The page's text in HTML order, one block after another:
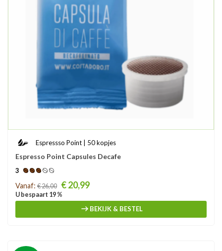
Espressso Point | 50 kopjes
Espresso Point Capsules Decafe
3
Prijs
Vanaf: € 26,00 € 20,99
U bespaart 19 %
BEKIJK & BESTEL